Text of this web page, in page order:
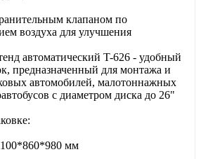
клапаном по
воздуха для улучшения
автоматический T-626 - удобный
предназначенный для монтажа и
автомобилей, малотоннажных
с диаметром диска до 26"
мм